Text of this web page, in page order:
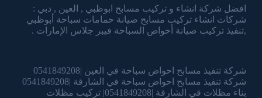
افضل شركة انشاء و تركيب مسابح ابوظبي , العين , دبي :
شركات انشاء تركيب مسابح صيانة حمامات سباحة أبوظبي
,تنفيذ تركيب صيانة أحواض السباحة فيبر جلاس الإمارات .
شركة تنفيذ مسابح احواض سباحة في العين |0541849208
شركة تنفيذ مسابح احواض سباحة في الشارقة |0541849208
بناء مظلات في الشارقة |0541849208| تركيب مظلات